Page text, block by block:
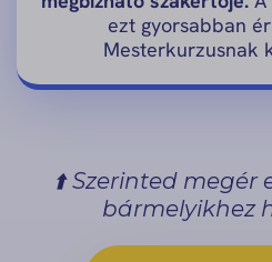
ezt gyorsabban
Mesterkurzusnak
⬆️ Szerinted megér
bármelyikhez